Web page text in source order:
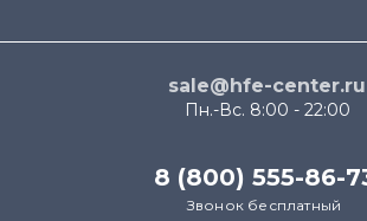
sale@hfe-center.ru
Пн.-Вс. 8:00 - 22:00
8 (800) 555-86-
Звонок бесплатный